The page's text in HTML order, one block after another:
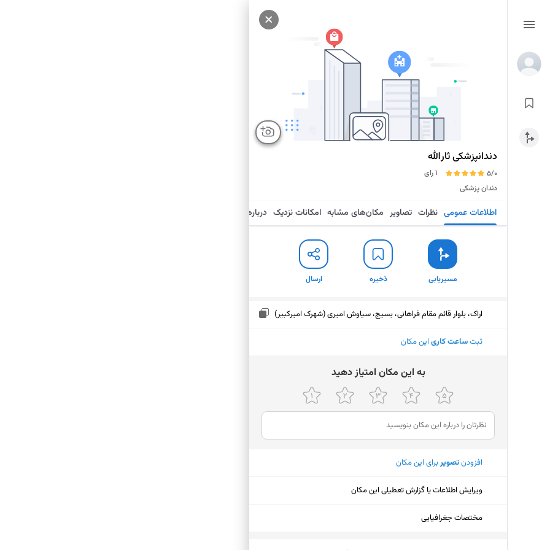
دندانپزشکی ثارالله
5/0
1 رای
دندان پزشکی
اطلاعات عمومی نظرات تصاویر مکان‌های مشابه امکانات نزدیک درباره
مسیریابی ذخیره ارسال
اراک، بلوار قائم مقام فراهانی، بسیج، سیاوش امیری (شهرک امیرکبیر)
ثبتساعت کاری این مکان
ﺑﻪ اﯾﻦ ﻣﮑﺎن اﻣﺘﯿﺎز دﻫﯿﺪ
افزودنتصویربرای این مکان
ویرایش اطلاعات یا گزارش تعطیلی این مکان
مختصات جغرافیایی